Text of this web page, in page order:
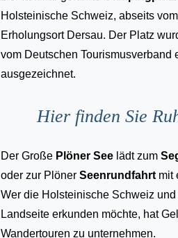
Holsteinische Schweiz, abseits
Erholungsort Dersau. Der Platz
vom Deutschen Tourismusverband
ausgezeichnet.
Hier finden Sie
Der Große Plöner See lädt zum
oder zur Plöner Seenrundfahrt mit
Wer die Holsteinische Schweiz
Landseite erkunden möchte, hat
Wandertouren zu unternehmen.